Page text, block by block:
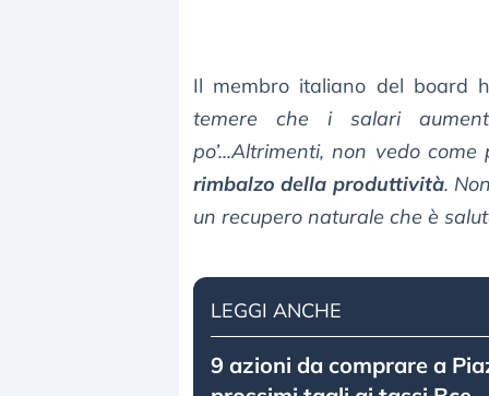
Il membro italiano del board
temere che i salari
po’...Altrimenti, non vedo come
rimbalzo della produttività.
un recupero naturale che è
LEGGI ANCHE
9 azioni da comprare a